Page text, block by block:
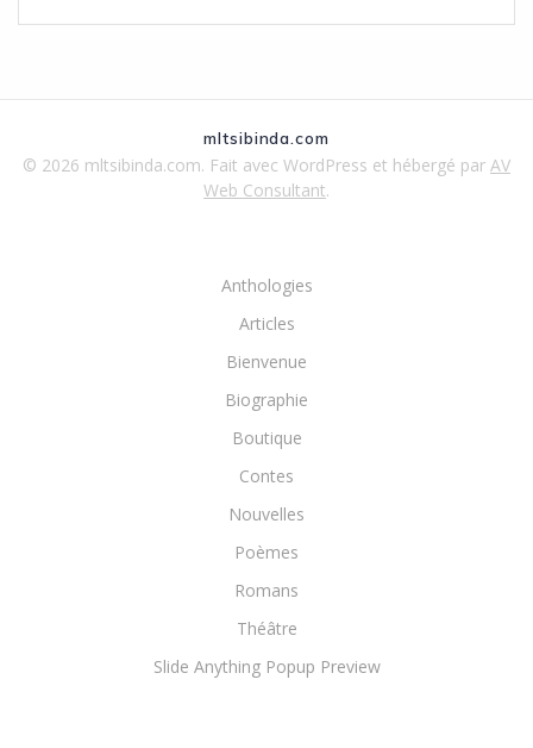
mltsibinda.com
© 2026 mltsibinda.com. Fait avec WordPress et hébergé par AV
Web Consultant.
Anthologies
Articles
Bienvenue
Biographie
Boutique
Contes
Nouvelles
Poèmes
Romans
Théâtre
Slide Anything Popup Preview